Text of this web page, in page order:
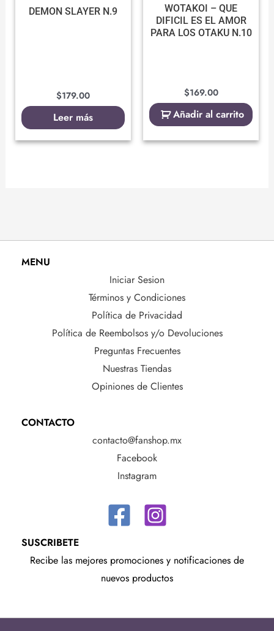
DEMON SLAYER N.9
$179.00
Leer más
WOTAKOI – QUE
DIFICIL ES EL AMOR
PARA LOS OTAKU N.10
$169.00
Añadir al carrito
MENU
Iniciar Sesion
Términos y Condiciones
Política de Privacidad
Política de Reembolsos y/o Devoluciones
Preguntas Frecuentes
Nuestras Tiendas
Opiniones de Clientes
CONTACTO
contacto@fanshop.mx
Facebook
Instagram
SUSCRIBETE
Recibe las mejores promociones y notificaciones de
nuevos productos